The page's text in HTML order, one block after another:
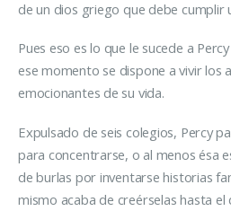
de un dios griego que debe cumplir
Pues eso es lo que le sucede a
ese momento se dispone a vivir los
emocionantes de su vida.
Expulsado de seis colegios, Percy
para concentrarse, o al menos ésa
de burlas por inventarse historias
mismo acaba de creérselas hasta el